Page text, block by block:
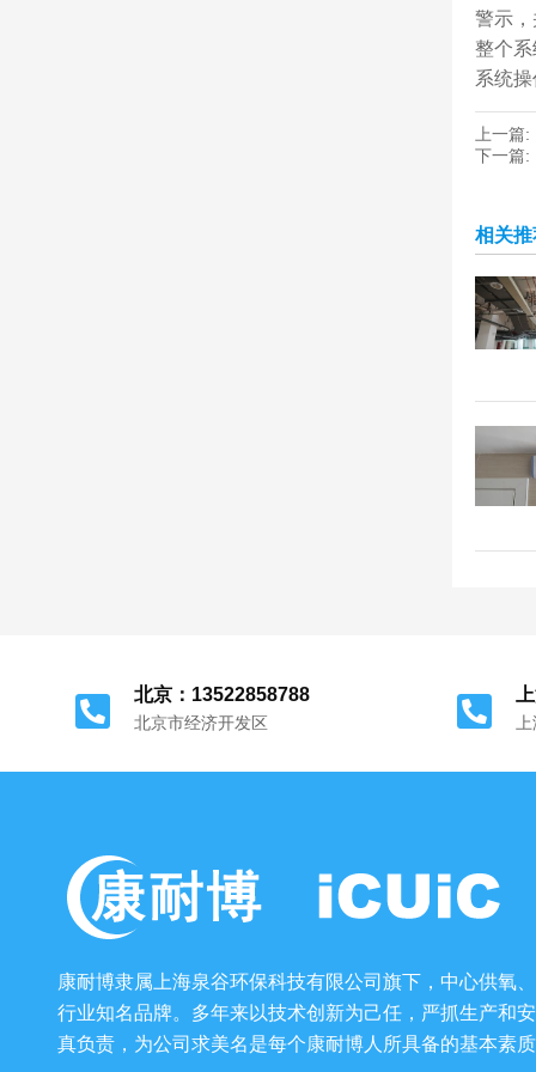
警示
整个
系统
上一篇:
下一篇:
相关推
北京：13522858788
北京市经济开发区
康耐博隶属上海泉谷环保科技有限公司旗下，中心供氧
行业知名品牌。多年来以技术创新为己任，严抓生产和
真负责，为公司求美名是每个康耐博人所具备的基本素